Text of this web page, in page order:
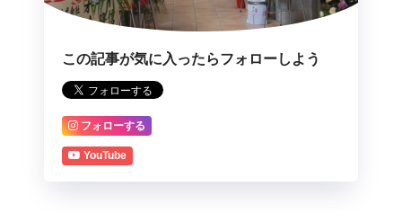
この記事が気に入ったらフォローしよう
フォローする
YouTube